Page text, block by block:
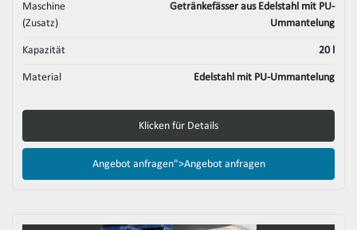
Maschine
(Zusatz)
Getränkefässer aus Edelstahl mit PU-
Ummantelung
Kapazität 20 l
Material Edelstahl mit PU-Ummantelung
Klicken für Details
Angebot anfragen">Angebot anfragen